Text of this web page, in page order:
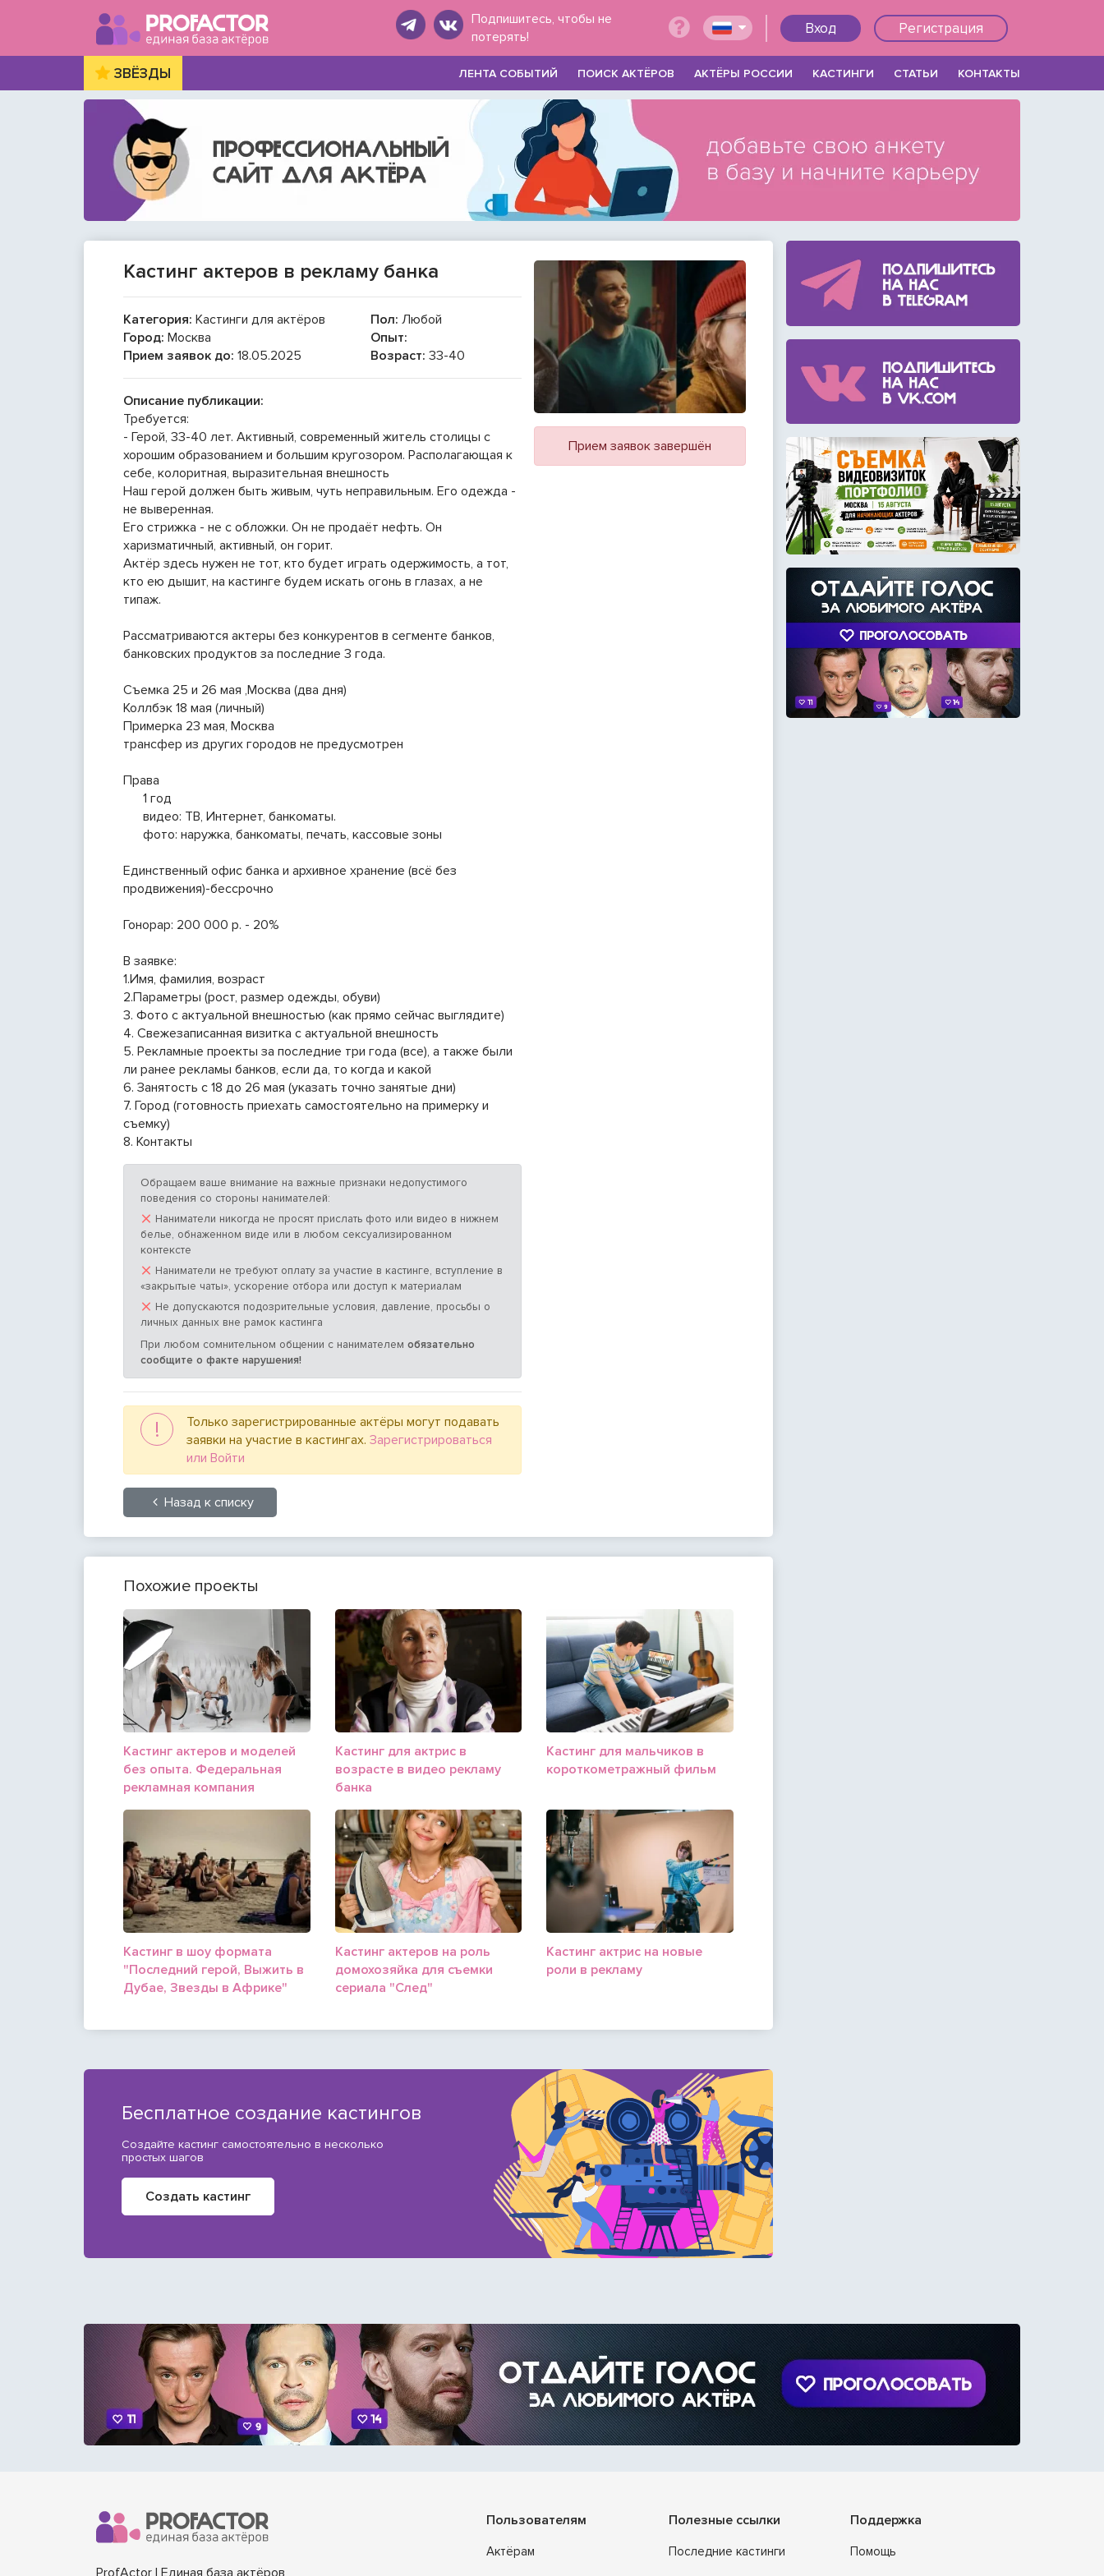
Подпишитесь, чтобы не
потерять!
Вход Регистрация
ЗВЁЗДЫ ЛЕНТА СОБЫТИЙ ПОИСК АКТЁРОВ АКТЁРЫ РОССИИ КАСТИНГИ СТАТЬИ КОНТАКТЫ
Кастинг актеров в рекламу банка
Категория: Кастинги для актёров
Город: Москва
Прием заявок до: 18.05.2025
Пол: Любой
Опыт:
Возраст: 33-40
Описание публикации:
Требуется:
- Герой, 33-40 лет. Активный, современный житель столицы с
хорошим образованием и большим кругозором. Располагающая к
себе, колоритная, выразительная внешность
Наш герой должен быть живым, чуть неправильным. Его одежда -
не выверенная.
Его стрижка - не с обложки. Он не продаёт нефть. Он
харизматичный, активный, он горит.
Актёр здесь нужен не тот, кто будет играть одержимость, а тот,
кто ею дышит, на кастинге будем искать огонь в глазах, а не
типаж.
Рассматриваются актеры без конкурентов в сегменте банков,
банковских продуктов за последние 3 года.
Съемка 25 и 26 мая ,Москва (два дня)
Коллбэк 18 мая (личный)
Примерка 23 мая, Москва
трансфер из других городов не предусмотрен
Права
1 год
видео: ТВ, Интернет, банкоматы.
фото: наружка, банкоматы, печать, кассовые зоны
Единственный офис банка и архивное хранение (всё без
продвижения)-бессрочно
Гонорар: 200 000 р. - 20%
В заявке:
1.Имя, фамилия, возраст
2.Параметры (рост, размер одежды, обуви)
3. Фото с актуальной внешностью (как прямо сейчас выглядите)
4. Свежезаписанная визитка с актуальной внешность
5. Рекламные проекты за последние три года (все), а также были
ли ранее рекламы банков, если да, то когда и какой
6. Занятость с 18 до 26 мая (указать точно занятые дни)
7. Город (готовность приехать самостоятельно на примерку и
съемку)
8. Контакты
Обращаем ваше внимание на важные признаки недопустимого
поведения со стороны нанимателей:
× Наниматели никогда не просят прислать фото или видео в нижнем
белье, обнаженном виде или в любом сексуализированном
контексте
× Наниматели не требуют оплату за участие в кастинге, вступление в
«закрытые чаты», ускорение отбора или доступ к материалам
× Не допускаются подозрительные условия, давление, просьбы о
личных данных вне рамок кастинга
При любом сомнительном общении с нанимателем обязательно
сообщите о факте нарушения!
!
Только зарегистрированные актёры могут подавать
заявки на участие в кастингах. Зарегистрироваться
или Войти
Назад к списку
Прием заявок завершён
Похожие проекты
Кастинг актеров и моделей
без опыта. Федеральная
рекламная компания
Кастинг для актрис в
возрасте в видео рекламу
банка
Кастинг для мальчиков в
короткометражный фильм
Кастинг в шоу формата
"Последний герой, Выжить в
Дубае, Звезды в Африке"
Кастинг актеров на роль
домохозяйка для съемки
сериала "След"
Кастинг актрис на новые
роли в рекламу
Бесплатное создание кастингов
Создайте кастинг самостоятельно в несколько
простых шагов
Создать кастинг
Пользователям
Актёрам
Полезные ссылки
Последние кастинги
Поддержка
Помощь